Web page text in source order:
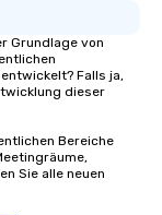
Grundlage von
Falls ja,
dieser
Bereiche
Sie alle neuen